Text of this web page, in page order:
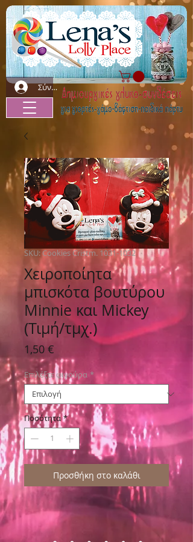
Σύνδεση
SKU: Cookies Cristm. 1031-1032
Χειροποίητα
μπισκότα βουτύρου
Minnie και Mickey
(Τιμή/τμχ.)
1,50 €
Επιλέξτε φιγούρα *
Ποσότητα *
Προσθήκη στο καλάθι